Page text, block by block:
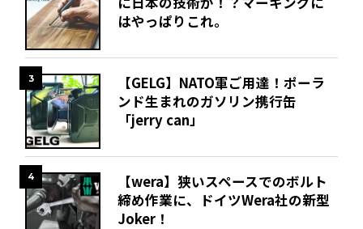
はやっぱりこれ。
3
【GELG】NATO軍ご用達！ポーラ
ンド生まれのガソリン携行缶
「jerry can」
4
【wera】狭いスペースでのボルト
締め作業に、ドイツWera社の新型
Joker！